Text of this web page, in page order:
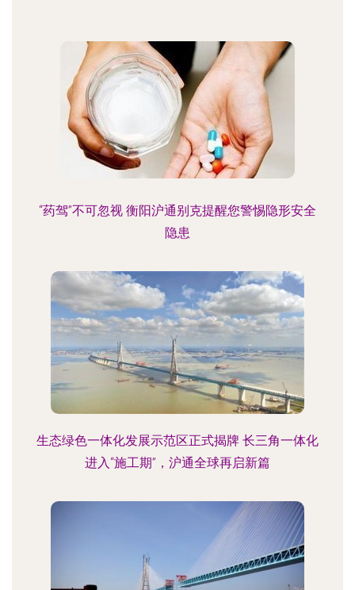
“药驾”不可忽视 衡阳沪通别克提醒您警惕隐形安全
隐患
生态绿色一体化发展示范区正式揭牌 长三角一体化
进入“施工期”，沪通全球再启新篇